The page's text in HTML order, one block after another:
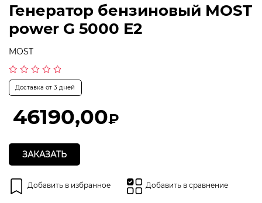
Генератор бензиновый MOST
power G 5000 E2
MOST
Оценка
из
Доставка от 3 дней
46190,00₽
ЗАКАЗАТЬ
Добавить в избранное Добавить в сравнение